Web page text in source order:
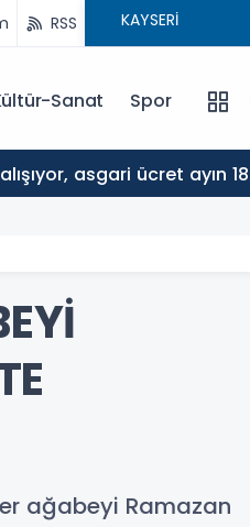
RSS
Sanat Spor
ağabeyi Ramazan